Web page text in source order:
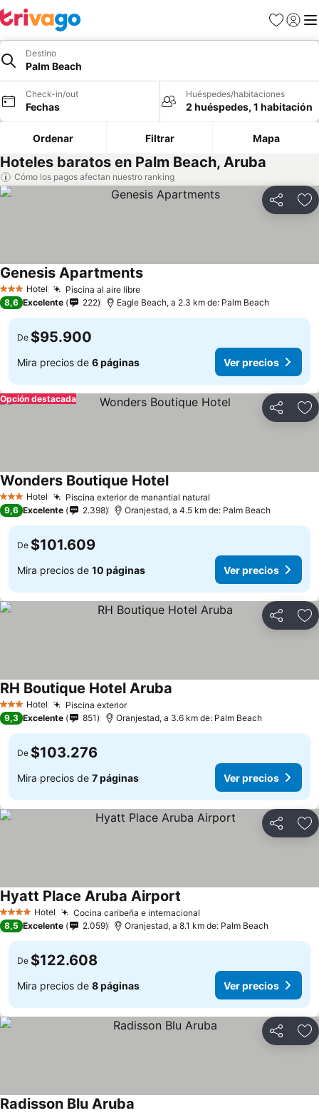
Favoritos
Iniciar
Destino
Palm Beach
Check-in/out
Fechas
Huéspedes/habitaciones
2 huéspedes, 1 habitación
Ordenar Filtrar Mapa
Hoteles baratos en Palm Beach, Aruba
Cómo los pagos afectan nuestro ranking
Compartir
3 Estrellas
Hotel Piscina al aire libre
Genesis Apartments
8,6 Excelente 222 Eagle Beach, a 2.3 km de: Palm Beach
De $95.900
Mira precios de 6 páginas Ver precios
Compartir
Opción destacada
3 Estrellas
Hotel Piscina exterior de manantial natural
Wonders Boutique Hotel
9,6 Excelente 2.398 Oranjestad, a 4.5 km de: Palm Beach
De $101.609
Mira precios de 10 páginas Ver precios
Compartir
3 Estrellas
Hotel Piscina exterior
RH Boutique Hotel Aruba
9,3 Excelente 851 Oranjestad, a 3.6 km de: Palm Beach
De $103.276
Mira precios de 7 páginas Ver precios
Compartir
4 EstrellasHotel Cocina caribeña e internacional
Hyatt Place Aruba Airport
8,5 Excelente 2.059 Oranjestad, a 8.1 km de: Palm Beach
De $122.608
Mira precios de 8 páginas Ver precios
Compartir
Radisson Blu Aruba